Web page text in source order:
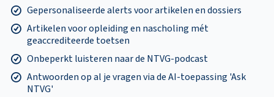
Gepersonaliseerde alerts voor artikelen en dossiers
Artikelen voor opleiding en nascholing mét
geaccrediteerde toetsen
Onbeperkt luisteren naar de NTVG-podcast
Antwoorden op al je vragen via de AI-toepassing 'Ask
NTVG'